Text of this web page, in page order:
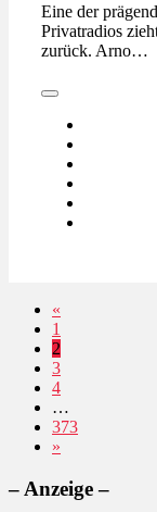
Eine der
Privatradios
zurück. Arno…
«
1
2
3
4
…
373
»
– Anzeige –